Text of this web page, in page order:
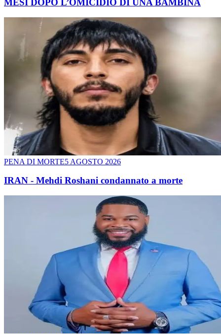
MESI DOPO L’OMICIDIO DI UNA BAMBINA
PENA DI MORTE5 AGOSTO 2026
IRAN - Mehdi Roshani condannato a morte